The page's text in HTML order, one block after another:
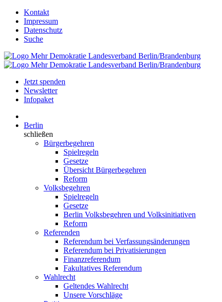
Kontakt
Impressum
Datenschutz
Suche
Jetzt spenden
Newsletter
Infopaket
Berlin
schließen
Bürgerbegehren
Spielregeln
Gesetze
Übersicht Bürgerbegehren
Reform
Volksbegehren
Spielregeln
Gesetze
Berlin Volksbegehren und Volksinitiativen
Reform
Referenden
Referendum bei Verfassungsänderungen
Referendum bei Privatisierungen
Finanzreferendum
Fakultatives Referendum
Wahlrecht
Geltendes Wahlrecht
Unsere Vorschläge